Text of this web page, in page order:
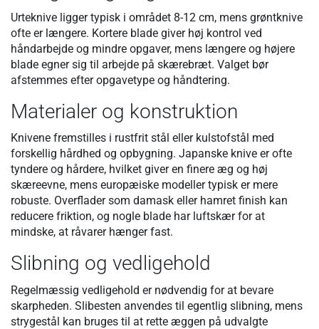
Urteknive ligger typisk i området 8-12 cm, mens grøntknive
ofte er længere. Kortere blade giver høj kontrol ved
håndarbejde og mindre opgaver, mens længere og højere
blade egner sig til arbejde på skærebræt. Valget bør
afstemmes efter opgavetype og håndtering.
Materialer og konstruktion
Knivene fremstilles i rustfrit stål eller kulstofstål med
forskellig hårdhed og opbygning. Japanske knive er ofte
tyndere og hårdere, hvilket giver en finere æg og høj
skæreevne, mens europæiske modeller typisk er mere
robuste. Overflader som damask eller hamret finish kan
reducere friktion, og nogle blade har luftskær for at
mindske, at råvarer hænger fast.
Slibning og vedligehold
Regelmæssig vedligehold er nødvendig for at bevare
skarpheden. Slibesten anvendes til egentlig slibning, mens
strygestål kan bruges til at rette æggen på udvalgte